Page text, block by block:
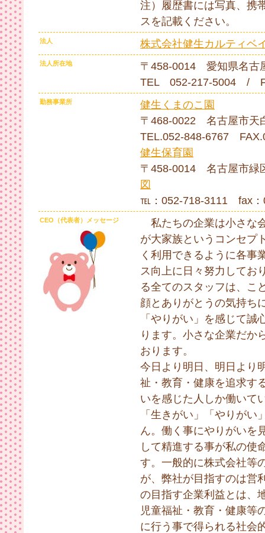
注）履歴書には写真、携
スを記載ください。
法人 株式会社健生カルティベ
法人所在地
〒458-0014 愛知県名古
TEL 052-217-5004 /
勤務事業所
健生くまのこ園
〒468-0022 名古屋市天
TEL.052-848-6767
健生保育園
〒458-0014 名古屋市
図
℡：052-718-3111 fax：
CEO（代表者）メッセージ
私たちの企業は小さな
が大家族というコンセプ
く利用できるように各事
ス向上に日々努力してお
る全てのスタッフは、こ
顔とありがとうの気持ち
「やりがい」を感じて
ります。小さな企業だか
おります。
今日より明日、明日より
祉・教育・健康を追求す
いを感じた人しか働いて
「生きがい」「やりが
ん。働く事にやりがいを
して精進する事が私の使
す。一般的に株式会社等
が、弊社が目指すのは営
の目指す企業利益とは、
児童福祉・教育・健康等
に行う事で得られる社会